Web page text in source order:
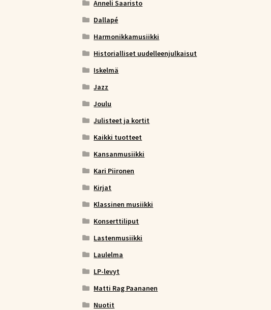
Anneli Saaristo
Dallapé
Harmonikkamusiikki
Historialliset uudelleenjulkaisut
Iskelmä
Jazz
Joulu
Julisteet ja kortit
Kaikki tuotteet
Kansanmusiikki
Kari Piironen
Kirjat
Klassinen musiikki
Konserttiliput
Lastenmusiikki
Laulelma
LP-levyt
Matti Rag Paananen
Nuotit